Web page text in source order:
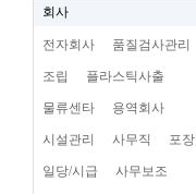
회사
전자회사 품질검사관리
조립 플라스틱사출
물류센타 용역회사
시설관리 사무직 포장
일당/시급 사무보조